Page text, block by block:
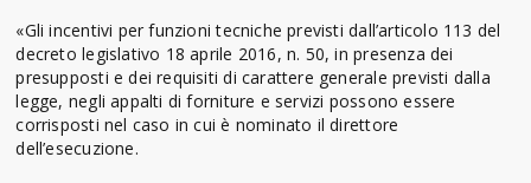
«Gli incentivi per funzioni tecniche previsti dall’articolo 113 del
decreto legislativo 18 aprile 2016, n. 50, in presenza dei
presupposti e dei requisiti di carattere generale previsti dalla
legge, negli appalti di forniture e servizi possono essere
corrisposti nel caso in cui è nominato il direttore
dell’esecuzione.